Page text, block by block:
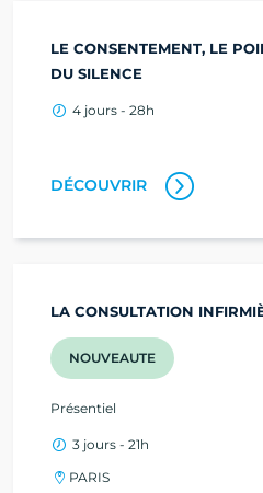
LE CONSENTEMENT, LE
DU SILENCE
4 jours - 28h
DÉCOUVRIR
LA CONSULTATION
NOUVEAUTE
Présentiel
3 jours - 21h
PARIS